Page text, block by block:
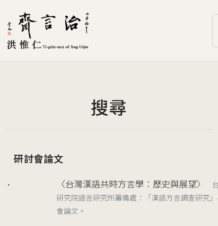
搜尋
研討會論文
〈台灣漢語共時方言學：歷史與展望〉
研究院語言研究所籌備處：「漢語方言調查研究
會論文。